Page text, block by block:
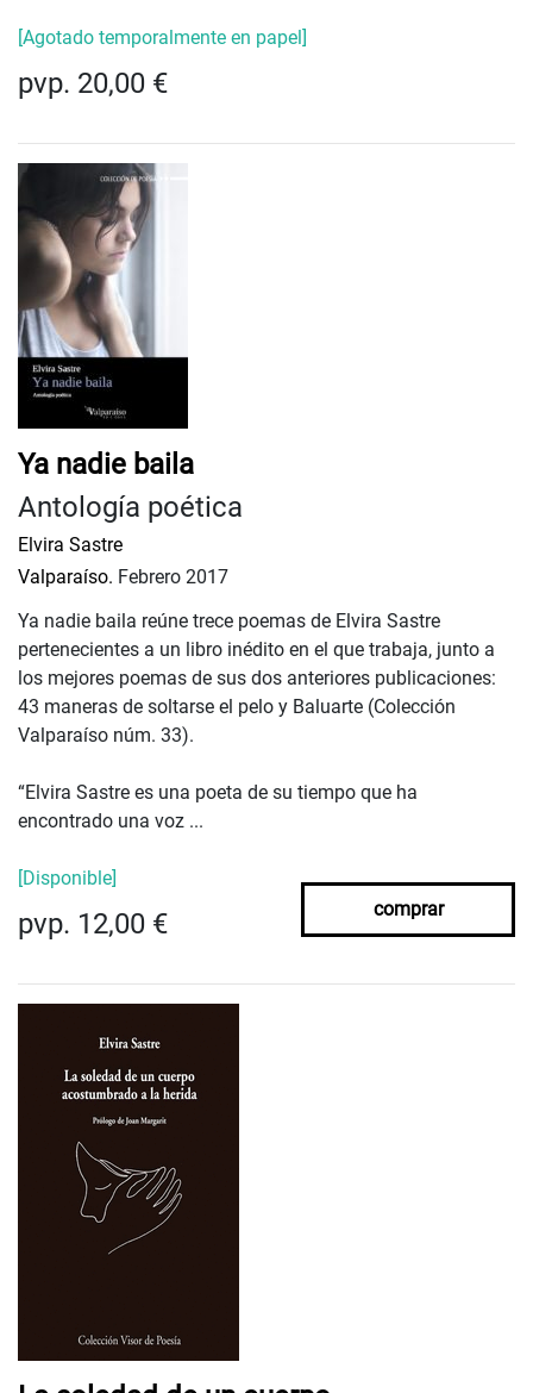
[Agotado temporalmente en papel]
pvp. 20,00 €
Ya nadie baila
Antología poética
Elvira Sastre
Valparaíso. Febrero 2017
Ya nadie baila reúne trece poemas de Elvira Sastre
pertenecientes a un libro inédito en el que trabaja, junto a
los mejores poemas de sus dos anteriores publicaciones:
43 maneras de soltarse el pelo y Baluarte (Colección
Valparaíso núm. 33).
“Elvira Sastre es una poeta de su tiempo que ha
encontrado una voz ...
[Disponible]
pvp. 12,00 € comprar